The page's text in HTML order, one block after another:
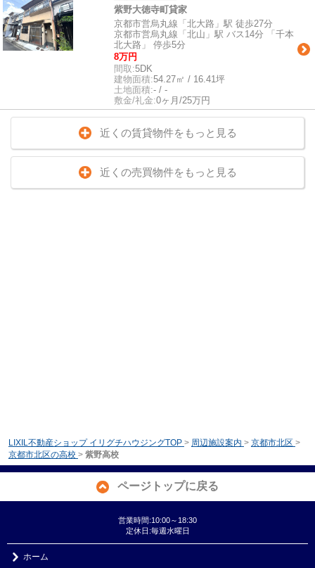
紫野大徳寺町貸家
京都市営烏丸線「北大路」駅 徒歩27分
京都市営烏丸線「北山」駅 バス14分 「千本
北大路」 停歩5分
8万円
間取:5DK
建物面積:54.27㎡ / 16.41坪
土地面積:- / -
敷金/礼金:0ヶ月/25万円
近くの賃貸物件をもっと見る
近くの売買物件をもっと見る
LIXIL不動産ショップ イリグチハウジングTOP > 周辺施設案内 > 京都市北区 >
京都市北区の高校 > 紫野高校
ページトップに戻る
営業時間:10:00～18:30
定休日:毎週水曜日
ホーム